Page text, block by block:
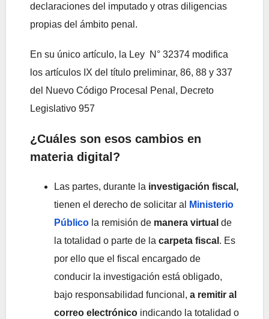
declaraciones del imputado y otras diligencias
propias del ámbito penal.
En su único artículo, la Ley N° 32374 modifica
los artículos IX del título preliminar, 86, 88 y 337
del Nuevo Código Procesal Penal, Decreto
Legislativo 957
¿Cuáles son esos cambios en
materia digital?
Las partes, durante la investigación fiscal,
tienen el derecho de solicitar al
Ministerio
Público la remisión de manera virtual de
la totalidad o parte de la carpeta fiscal . Es
por ello que el fiscal encargado de
conducir la investigación está obligado,
bajo responsabilidad funcional, a remitir al
correo electrónico indicando la totalidad o